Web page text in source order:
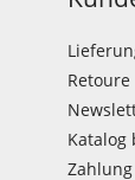
Retoure
Katalog
Zahlung